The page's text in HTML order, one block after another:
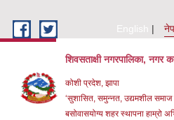
English
शिवसताक्षी नगरपालिका, नगर
कोशी प्रदेश, झापा
‘सुशासित, समुन्‍नत, उद्यमशील समाज
बसोवासयोग्य शहर स्थापना हाम्रो